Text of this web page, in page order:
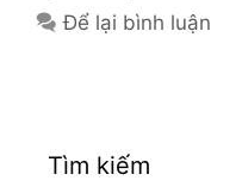
Để lại bình luận
Tìm kiếm